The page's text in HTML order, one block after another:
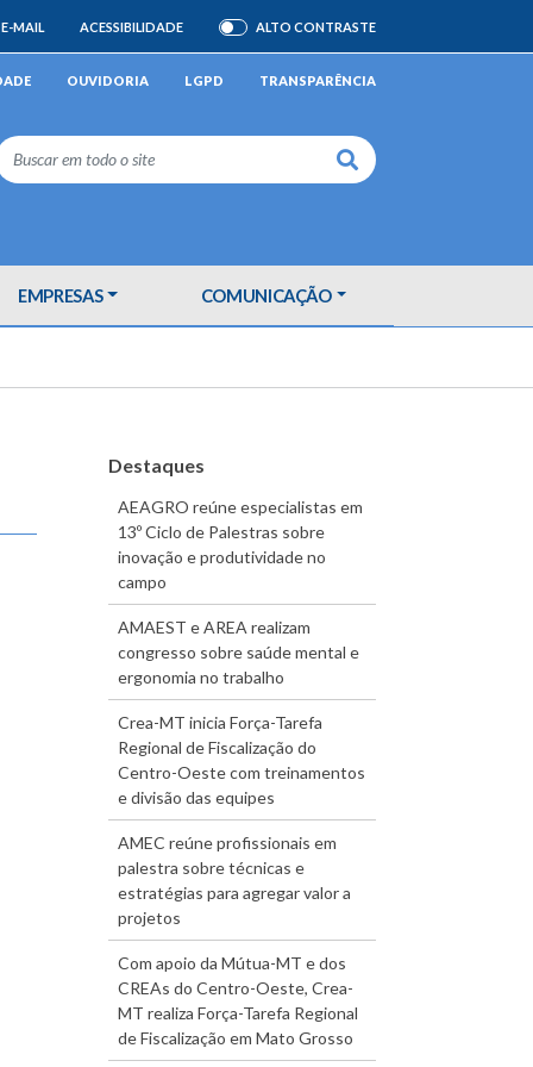
E-MAIL ACESSIBILIDADE ATIVAR/DESATIVAR
ALTO CONTRASTE
OUVIDORIA LGPD TRANSPARÊNCIA
Buscar
EMPRESAS COMUNICAÇÃO
Destaques
AEAGRO reúne especialistas em
13º Ciclo de Palestras sobre
inovação e produtividade no
campo
AMAEST e AREA realizam
congresso sobre saúde mental e
ergonomia no trabalho
Crea-MT inicia Força-Tarefa
Regional de Fiscalização do
Centro-Oeste com treinamentos
e divisão das equipes
AMEC reúne profissionais em
palestra sobre técnicas e
estratégias para agregar valor a
projetos
Com apoio da Mútua-MT e dos
CREAs do Centro-Oeste, Crea-
MT realiza Força-Tarefa Regional
de Fiscalização em Mato Grosso